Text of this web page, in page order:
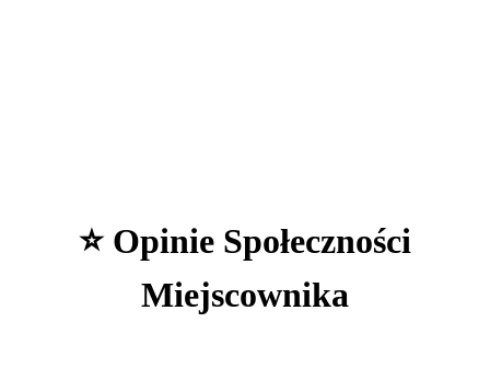
⭐ Opinie Społeczności
Miejscownika